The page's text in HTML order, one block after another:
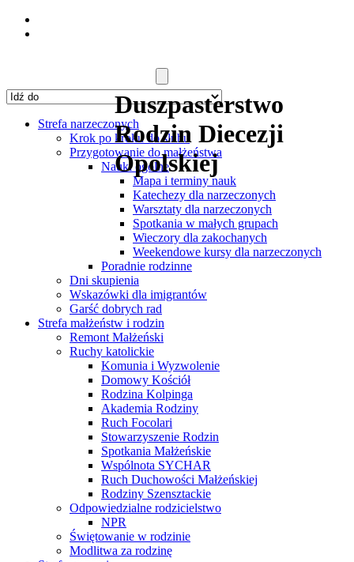
Duszpasterstwo
Rodzin Diecezji
Opolskiej
Strefa narzeczonych
Krok po kroku do ślubu
Przygotowanie do małżeństwa
Nauki ogólne
Mapa i terminy nauk
Katechezy dla narzeczonych
Warsztaty dla narzeczonych
Spotkania w małych grupach
Wieczory dla zakochanych
Weekendowe kursy dla narzeczonych
Poradnie rodzinne
Dni skupienia
Wskazówki dla imigrantów
Garść dobrych rad
Strefa małżeństw i rodzin
Remont Małżeński
Ruchy katolickie
Komunia i Wyzwolenie
Domowy Kościół
Rodzina Kolpinga
Akademia Rodziny
Ruch Focolari
Stowarzyszenie Rodzin
Spotkania Małżeńskie
Wspólnota SYCHAR
Ruch Duchowości Małżeńskiej
Rodziny Szensztackie
Odpowiedzialne rodzicielstwo
NPR
Świętowanie w rodzinie
Modlitwa za rodzinę